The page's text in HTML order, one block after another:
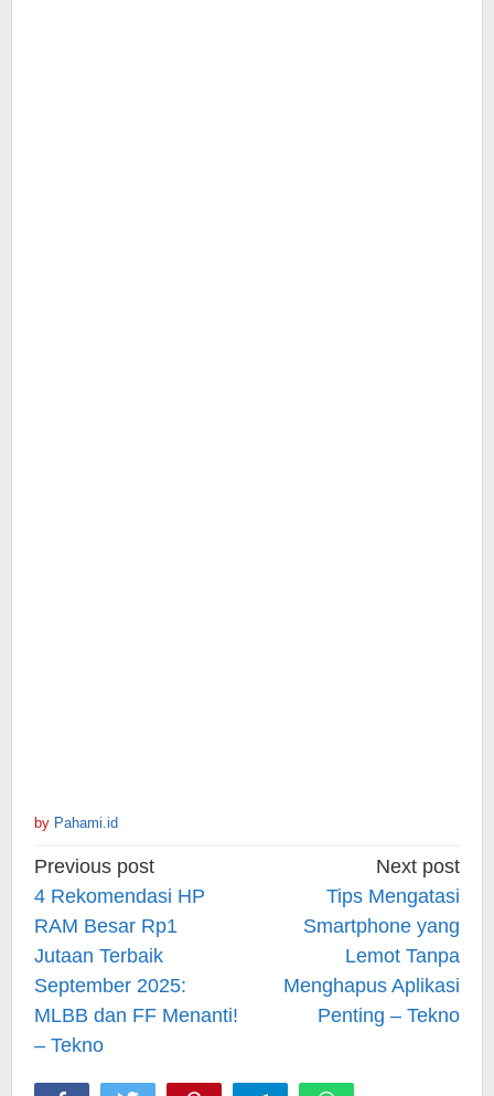
by Pahami.id
Post
navigation
Previous post
4 Rekomendasi HP
RAM Besar Rp1
Jutaan Terbaik
September 2025:
MLBB dan FF Menanti!
– Tekno
Next post
Tips Mengatasi
Smartphone yang
Lemot Tanpa
Menghapus Aplikasi
Penting – Tekno